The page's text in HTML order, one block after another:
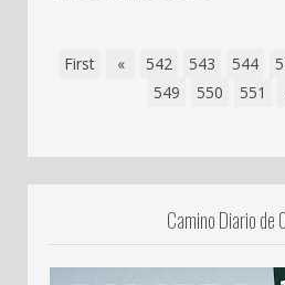
First « 542 543 544
549
550 551
Camino Diario de